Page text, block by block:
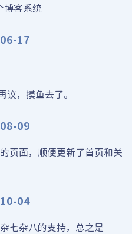
博客系统
17
，摸鱼去了。
09
页面，顺便更新了首页和关
04
七杂八的支持，总之是